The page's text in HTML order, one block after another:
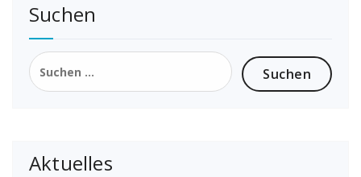
Suchen
Suchen
nach:
Aktuelles